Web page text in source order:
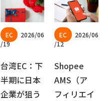
2026/06
/19
台湾EC：下
半期に日本
企業が狙う
2026/06
/12
Shopee
AMS（ア
フィリエイ